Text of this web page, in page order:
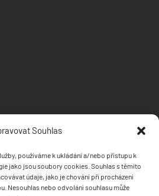
Souhlas
používáme k ukládání a/nebo přístupu k
jako jsou soubory cookies. Souhlas s těmito
údaje, jako je chování při procházení
Nesouhlas nebo odvolání souhlasu může